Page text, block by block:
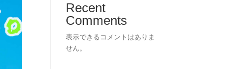
Recent
Comments
表示できるコメントはありま
せん。